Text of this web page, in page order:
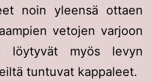
noin yleensä ottaen
vetojen varjoon
löytyvät myös levyn
tuntuvat kappaleet.